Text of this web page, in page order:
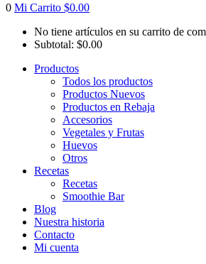
0 Mi Carrito $0.00
No tiene artículos en su carrito de
Subtotal: $0.00
Productos
Todos los productos
Productos Nuevos
Productos en Rebaja
Accesorios
Vegetales y Frutas
Huevos
Otros
Recetas
Recetas
Smoothie Bar
Blog
Nuestra historia
Contacto
Mi cuenta